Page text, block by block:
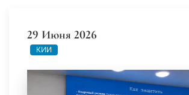
29 Июня 2026
КИИ